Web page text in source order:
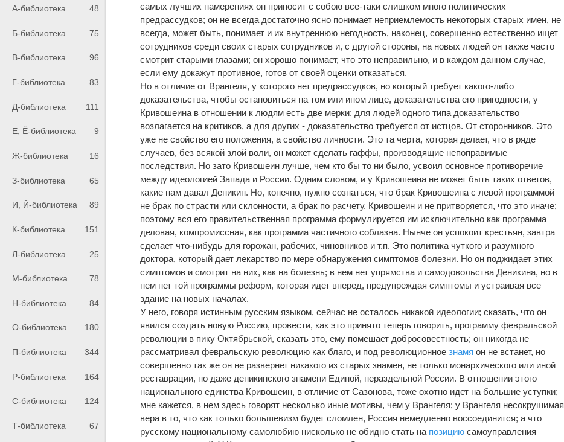
А-библиотека 48
Б-библиотека 75
В-библиотека 96
Г-библиотека 83
Д-библиотека 111
Е, Ё-библиотека 9
Ж-библиотека 16
З-библиотека 65
И, Й-библиотека 89
К-библиотека 151
Л-библиотека 25
М-библиотека 78
Н-библиотека 84
О-библиотека 180
П-библиотека 344
Р-библиотека 164
С-библиотека 124
Т-библиотека 67
самых лучших намерениях он приносит с собою все-таки слишком много политических
предрассудков; он не всегда достаточно ясно понимает неприемлемость некоторых старых имен, не
всегда, может быть, понимает и их внутреннюю негодность, наконец, совершенно естественно ищет
сотрудников среди своих старых сотрудников и, с другой стороны, на новых людей он также часто
смотрит старыми глазами; он хорошо понимает, что это неправильно, и в каждом данном случае,
если ему докажут противное, готов от своей оценки отказаться.
Но в отличие от Врангеля, у которого нет предрассудков, но который требует какого-либо
доказательства, чтобы остановиться на том или ином лице, доказательства его пригодности, у
Кривошеина в отношении к людям есть две мерки: для людей одного типа доказательство
возлагается на критиков, а для других - доказательство требуется от истцов. От сторонников. Это
уже не свойство его положения, а свойство личности. Это та черта, которая делает, что в ряде
случаев, без всякой злой воли, он может сделать гаффы, производящие непоправимые
последствия. Но зато Кривошеин лучше, чем кто бы то ни было, усвоил основное противоречие
между идеологией Запада и России. Одним словом, и у Кривошеина не может быть таких ответов,
какие нам давал Деникин. Но, конечно, нужно сознаться, что брак Кривошеина с левой программой
не брак по страсти или склонности, а брак по расчету. Кривошеин и не притворяется, что это иначе;
поэтому вся его правительственная программа формулируется им исключительно как программа
деловая, компромиссная, как программа частичного соблазна. Нынче он успокоит крестьян, завтра
сделает что-нибудь для горожан, рабочих, чиновников и т.п. Это политика чуткого и разумного
доктора, который дает лекарство по мере обнаружения симптомов болезни. Но он поджидает этих
симптомов и смотрит на них, как на болезнь; в нем нет упрямства и самодовольства Деникина, но в
нем нет той программы реформ, которая идет вперед, предупреждая симптомы и устраивая все
здание на новых началах.
У него, говоря истинным русским языком, сейчас не осталось никакой идеологии; сказать, что он
явился создать новую Россию, провести, как это принято теперь говорить, программу февральской
революции в пику Октябрьской, сказать это, ему помешает добросовестность; он никогда не
рассматривал февральскую революцию как благо, и под революционноезнамя он не встанет, но
совершенно так же он не развернет никакого из старых знамен, не только монархического или иной
реставрации, но даже деникинского знамени Единой, нераздельной России. В отношении этого
национального единства Кривошеин, в отличие от Сазонова, тоже охотно идет на большие уступки;
мне кажется, в нем здесь говорят несколько иные мотивы, чем у Врангеля; у Врангеля несокрушимая
вера в то, что как только большевизм будет сломлен, Россия немедленно воссоединится; а что
русскому национальному самолюбию нисколько не обидно стать на позицию самоуправления